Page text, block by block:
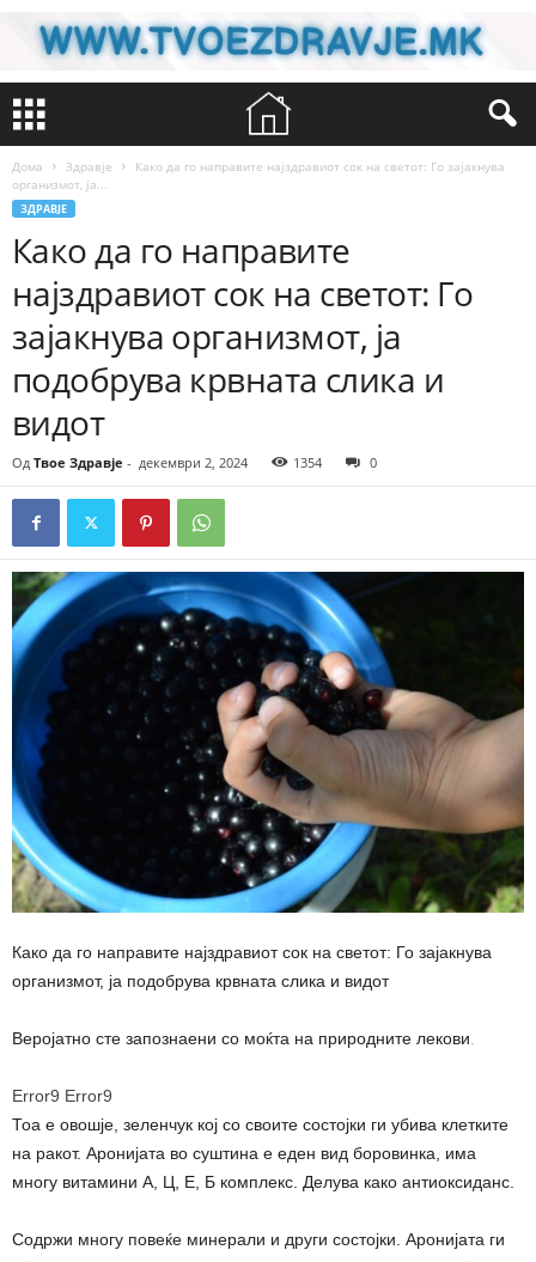
Дома Здравје
Како да го направите најздравиот сок на светот: Го зајакнува
организмот, ја...
ЗДРАВЈЕ
Како да го направите
најздравиот сок на светот: Го
зајакнува организмот, ја
подобрува крвната слика и
видот
Од Твое Здравје - декември 2, 2024 1354 0
Како да го направите најздравиот сок на светот: Го зајакнува
организмот, ја подобрува крвната слика и видот
Веројатно сте запознаени со моќта на природните лекови.
Error9 Error9
Тоа е овошје, зеленчук кој со своите состојки ги убива клетките
на ракот. Аронијата во суштина е еден вид боровинка, има
многу витамини А, Ц, Е, Б комплекс. Делува како антиоксиданс.
Содржи многу повеќе минерали и други состојки. Аронијата ги